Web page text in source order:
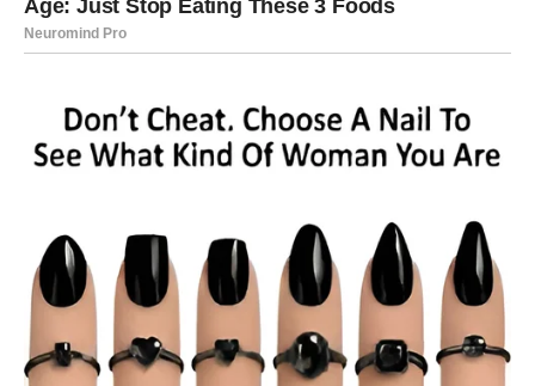
priznanje koje su dugo čekali.
Finansije se stabilizuju postepeno. Nije period naglih
dobitaka, ali jeste period finansijskog smirenja.
UNUTRAŠNJI SVET – Emotivno